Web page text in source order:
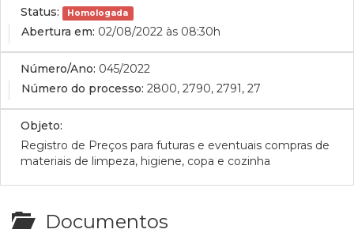
Status: Homologada
Abertura em: 02/08/2022 às 08:30h
Número/Ano: 045/2022
Número do processo: 2800, 2790, 2791, 27
Objeto:
Registro de Preços para futuras e eventuais compras de
materiais de limpeza, higiene, copa e cozinha
Documentos